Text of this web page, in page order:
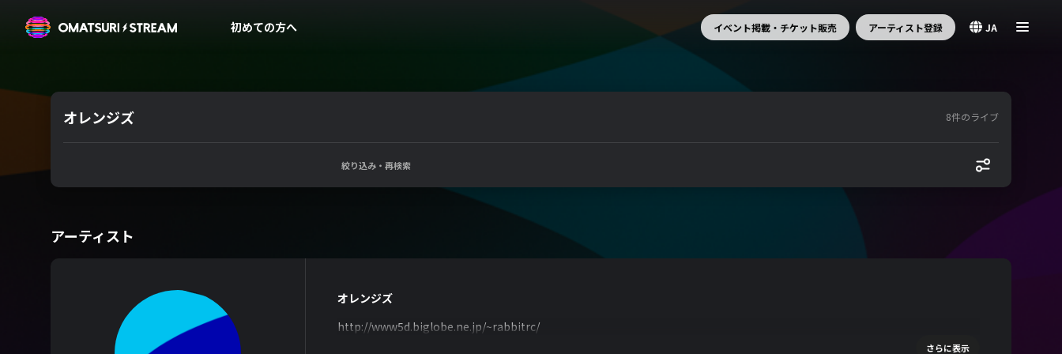
OMATSURI STREAM初めての方へ イベント掲載・チケット販売 アーティスト登録 JA
オレンジズ 8件のライブ
絞り込み・再検索
アーティスト
オレンジズ
http://www5d.biglobe.ne.jp/~rabbitrc/
さらに表示